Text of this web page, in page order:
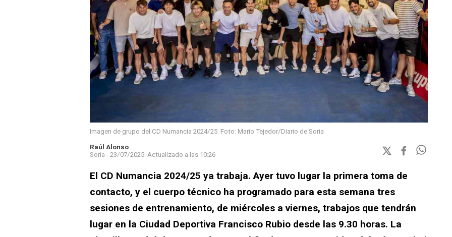
Imagen de grupo del CD Numancia 2024/25. Foto: Mario Tejedor/Diario de Soria
Raúl Alonso
Soria - 23/07/2025. Actualizado a las 10:26
El CD Numancia 2024/25 ya trabaja. Ayer tuvo lugar la primera toma de
contacto, y el cuerpo técnico ha programado para esta semana tres
sesiones de entrenamiento, de miércoles a viernes, trabajos que tendrán
lugar en la Ciudad Deportiva Francisco Rubio desde las 9.30 horas. La